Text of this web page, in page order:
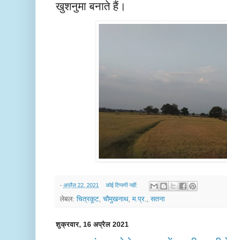
खुशनुमा बनाते हैं।
- अप्रैल 22, 2021 कोई टिप्पणी नहीं:
लेबल: चित्रकूट चौमुखनाथ, म.प्र. सतना
शुक्रवार, 16 अप्रैल 2021